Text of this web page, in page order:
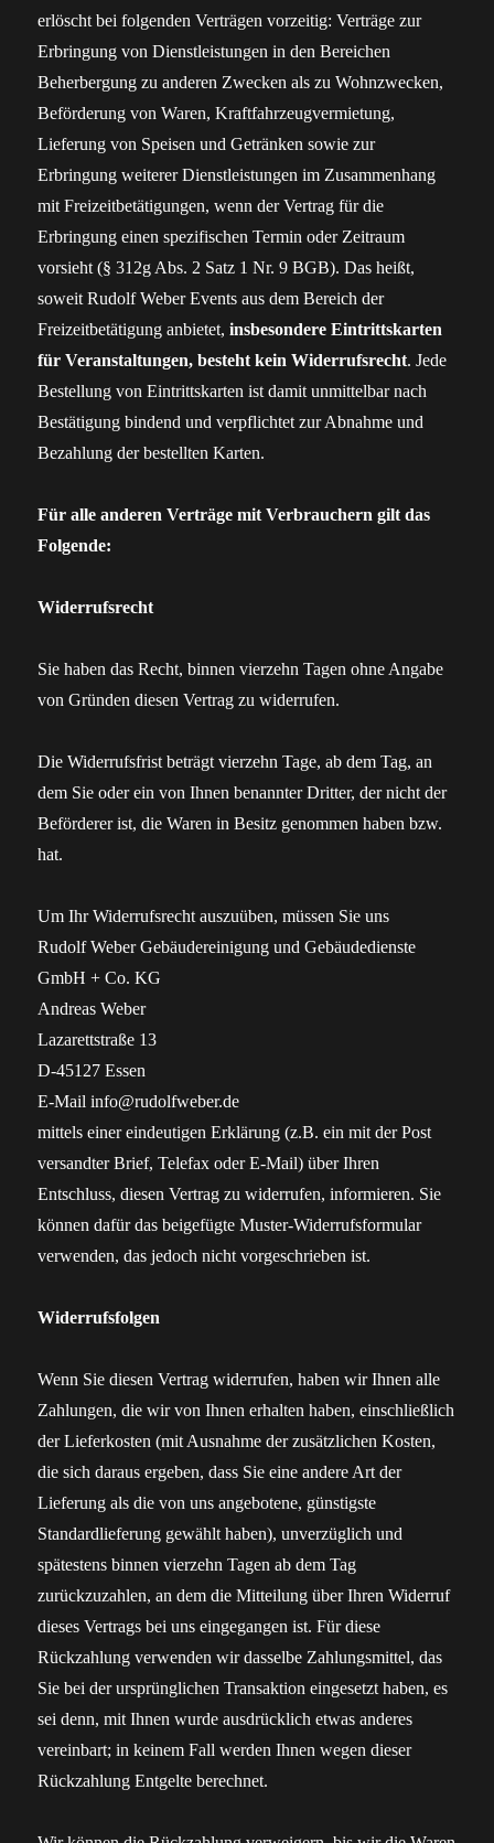
erlöscht bei folgenden Verträgen vorzeitig: Verträge zur
Erbringung von Dienstleistungen in den Bereichen
Beherbergung zu anderen Zwecken als zu Wohnzwecken,
Beförderung von Waren, Kraftfahrzeugvermietung,
Lieferung von Speisen und Getränken sowie zur
Erbringung weiterer Dienstleistungen im Zusammenhang
mit Freizeitbetätigungen, wenn der Vertrag für die
Erbringung einen spezifischen Termin oder Zeitraum
vorsieht (§ 312g Abs. 2 Satz 1 Nr. 9 BGB). Das heißt,
soweit Rudolf Weber Events aus dem Bereich der
Freizeitbetätigung anbietet,insbesondere Eintrittskarten
für Veranstaltungen, besteht kein Widerrufsrecht. Jede
Bestellung von Eintrittskarten ist damit unmittelbar nach
Bestätigung bindend und verpflichtet zur Abnahme und
Bezahlung der bestellten Karten.
Für alle anderen Verträge mit Verbrauchern gilt das
Folgende:
Widerrufsrecht
Sie haben das Recht, binnen vierzehn Tagen ohne Angabe
von Gründen diesen Vertrag zu widerrufen.
Die Widerrufsfrist beträgt vierzehn Tage, ab dem Tag, an
dem Sie oder ein von Ihnen benannter Dritter, der nicht der
Beförderer ist, die Waren in Besitz genommen haben bzw.
hat.
Um Ihr Widerrufsrecht auszuüben, müssen Sie uns
Rudolf Weber Gebäudereinigung und Gebäudedienste
GmbH + Co. KG
Andreas Weber
Lazarettstraße 13
D-45127 Essen
E-Mail info@rudolfweber.de
mittels einer eindeutigen Erklärung (z.B. ein mit der Post
versandter Brief, Telefax oder E-Mail) über Ihren
Entschluss, diesen Vertrag zu widerrufen, informieren. Sie
können dafür das beigefügte Muster-Widerrufsformular
verwenden, das jedoch nicht vorgeschrieben ist.
Widerrufsfolgen
Wenn Sie diesen Vertrag widerrufen, haben wir Ihnen alle
Zahlungen, die wir von Ihnen erhalten haben, einschließlich
der Lieferkosten (mit Ausnahme der zusätzlichen Kosten,
die sich daraus ergeben, dass Sie eine andere Art der
Lieferung als die von uns angebotene, günstigste
Standardlieferung gewählt haben), unverzüglich und
spätestens binnen vierzehn Tagen ab dem Tag
zurückzuzahlen, an dem die Mitteilung über Ihren Widerruf
dieses Vertrags bei uns eingegangen ist. Für diese
Rückzahlung verwenden wir dasselbe Zahlungsmittel, das
Sie bei der ursprünglichen Transaktion eingesetzt haben, es
sei denn, mit Ihnen wurde ausdrücklich etwas anderes
vereinbart; in keinem Fall werden Ihnen wegen dieser
Rückzahlung Entgelte berechnet.